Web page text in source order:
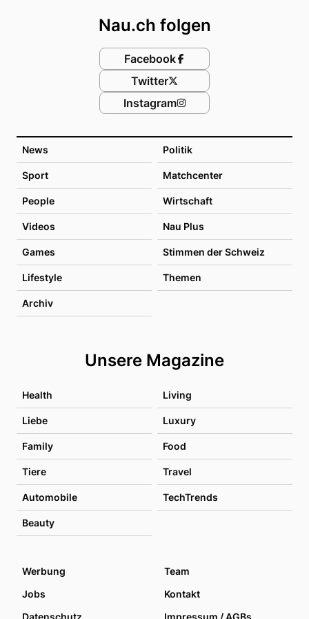
News Politik
Sport Matchcenter
People Wirtschaft
Videos Nau Plus
Games Stimmen der Schweiz
Lifestyle Themen
Archiv
Unsere Magazine
Health Living
Liebe Luxury
Family Food
Tiere Travel
Automobile TechTrends
Beauty
Nau.ch folgen
Facebook
Twitter
Instagram
Werbung
Team
Jobs
Kontakt
Datenschutz
Impressum / AGBs